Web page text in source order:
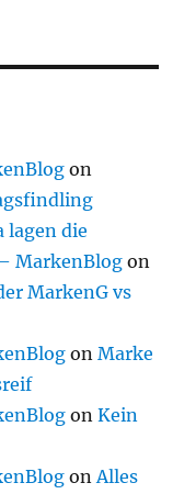
on
lagen die
MarkenBlogon
MarkenG vs
onMarke
onKein
onAlles